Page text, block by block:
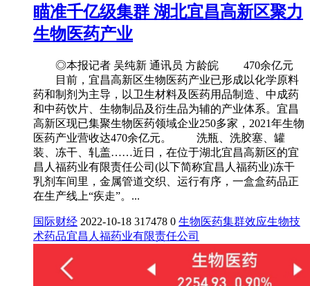
瞄准千亿级集群 湖北宜昌高新区聚力
生物医药产业
◎本报记者 吴纯新 通讯员 方龄皖 470余亿元
目前，宜昌高新区生物医药产业已形成以化学原料
药和制剂为主导，以卫生材料及医药用品制造、中成药
和中药饮片、生物制品及衍生品为辅的产业体系。宜昌
高新区现已集聚生物医药领域企业250多家，2021年生物
医药产业营收达470余亿元。 洗瓶、洗胶塞、罐
装、冻干、轧盖……近日，在位于湖北宜昌高新区的宜
昌人福药业有限责任公司(以下简称宜昌人福药业)冻干
乳剂车间里，金属管道交织、运行有序，一盒盒药品正
在生产线上“疾走”。...
国际财经 2022-10-18 317478 0 生物医药集群效应生物技
术药品宜昌人福药业有限责任公司